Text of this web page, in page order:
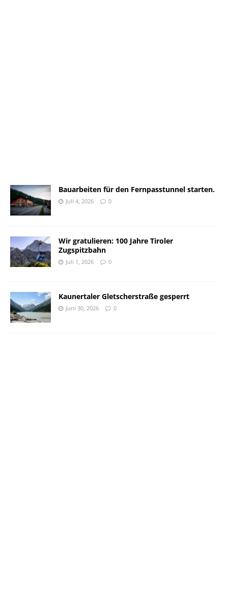
Bauarbeiten für den Fernpasstunnel starten.
Juli 4, 2026 0
Wir gratulieren: 100 Jahre Tiroler
Zugspitzbahn
Juli 1, 2026 0
Kaunertaler Gletscherstraße gesperrt
Juni 30, 2026 0